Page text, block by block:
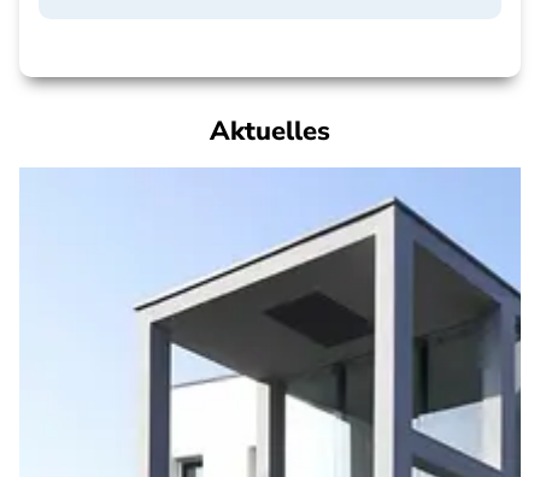
Aktuelles